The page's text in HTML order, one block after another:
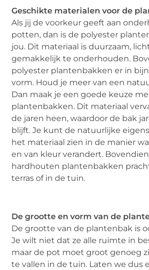
Geschikte materialen voor de
Als jij de voorkeur geeft aan
potten, dan is de polyester
jou. Dit materiaal is duurzaam,
gemakkelijk te onderhouden.
polyester plantenbakken er in
vorm. Houd je meer van een
Dan maak je een goede keuze
plantenbakken. Dit materiaal
de jaren heen, waardoor de bak
blijft. Je kunt de natuurlijke
het materiaal zien in de manier
en van kleur verandert.
hardhouten plantenbakken
terras of in de tuin.
De grootte en vorm van de
De grootte van de plantenbak is
Je wilt niet dat ze alle ruimte in
maar de pot moet groot genoeg
te vallen in de tuin. Laten we dus